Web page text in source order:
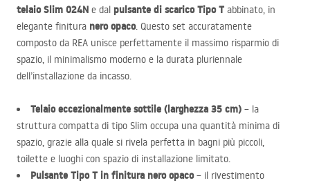
telaio Slim 024N e dal pulsante di scarico Tipo T abbinato, in
elegante finitura nero opaco. Questo set accuratamente
composto da REA unisce perfettamente il massimo risparmio di
spazio, il minimalismo moderno e la durata pluriennale
dell’installazione da incasso.
Telaio eccezionalmente sottile (larghezza 35 cm) – la
struttura compatta di tipo Slim occupa una quantità minima di
spazio, grazie alla quale si rivela perfetta in bagni più piccoli,
toilette e luoghi con spazio di installazione limitato.
Pulsante Tipo T in finitura nero opaco– il rivestimento